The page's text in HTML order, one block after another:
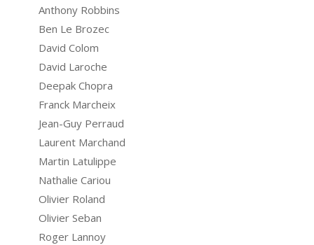
Anthony Robbins
Ben Le Brozec
David Colom
David Laroche
Deepak Chopra
Franck Marcheix
Jean-Guy Perraud
Laurent Marchand
Martin Latulippe
Nathalie Cariou
Olivier Roland
Olivier Seban
Roger Lannoy